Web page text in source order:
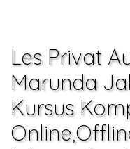
Les Privat
Marunda
Kursus